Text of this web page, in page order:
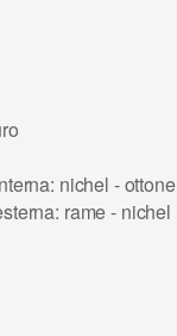
nichel - ottone
rame - nichel